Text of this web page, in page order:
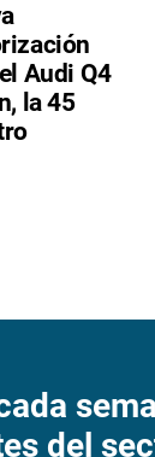
Audi Q4
la 45
del